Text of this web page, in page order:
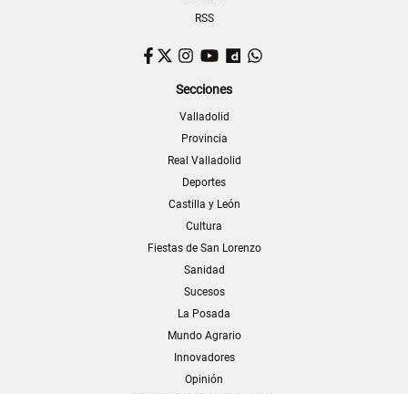
RSS
Facebook
TwitterInstagram
YouTubeDailymotion
Secciones
Valladolid
Provincia
Real Valladolid
Deportes
Castilla y León
Cultura
Fiestas de San Lorenzo
Sanidad
Sucesos
La Posada
Mundo Agrario
Innovadores
Opinión